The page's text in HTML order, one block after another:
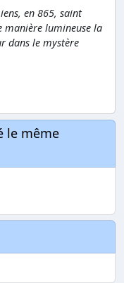
en 865, saint
manière lumineuse la
dans le mystère
le même